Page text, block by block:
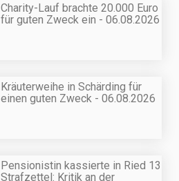
Charity-Lauf brachte 20.000 Euro
für guten Zweck ein - 06.08.2026
Kräuterweihe in Schärding für
einen guten Zweck - 06.08.2026
Pensionistin kassierte in Ried 13
Strafzettel: Kritik an der